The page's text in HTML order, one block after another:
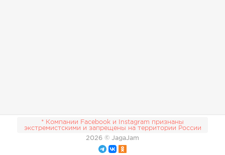
* Компании Facebook и Instagram признаны
экстремистскими и запрещены на территории России
2026 © JagaJam